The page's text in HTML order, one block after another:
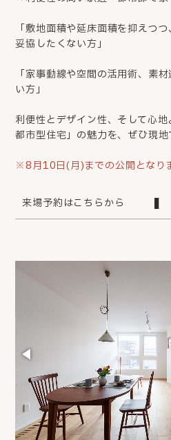
「敷地面積や延床面積を抑えつ
妥協したくない方」
「家事動線や空間の活用術、素
い方」
利便性とデザイン性、そして心
都市型住宅」の魅力を、ぜひ現地
※8月10日(月)までの公開となり
来場予約はこちらから